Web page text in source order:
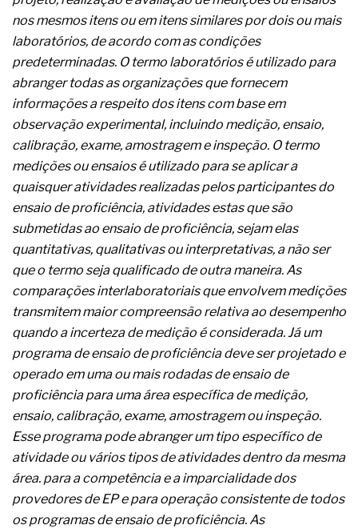
A prevenção clínica da coceira no ânus
Os sintomas clínicos do teratoma de ovário
O tratamento médico da síndrome da fadiga
crônica
As causas médicas da queda dos cabelos ou
calvície
Quando a gestão é o obstáculo para o resultado
positivo
Os procedimentos para a inspeção em estruturas
hidráulicas de concreto de obras
O movimento regular reduz em 19% o risco de
morte precoce e melhora o metabolismo
O desenvolvimento de indicadores nas atividades
de governança das organizações
O desenho industrial ganha espaço como
estratégia competitiva nas empresas
As variações dimensionais dos produtos de
materiais cimentícios com fibra de vidro
A próxima vantagem competitiva não está no
modelo de IA
complexa ficou ainda mais humana
nos mesmos itens ou em itens similares por dois ou mais
laboratórios, de acordo com as condições
predeterminadas. O termo laboratórios é utilizado para
abranger todas as organizações que fornecem
informações a respeito dos itens com base em
observação experimental, incluindo medição, ensaio,
calibração, exame, amostragem e inspeção. O termo
medições ou ensaios é utilizado para se aplicar a
quaisquer atividades realizadas pelos participantes do
ensaio de proficiência, atividades estas que são
submetidas ao ensaio de proficiência, sejam elas
quantitativas, qualitativas ou interpretativas, a não ser
que o termo seja qualificado de outra maneira. As
comparações interlaboratoriais que envolvem medições
transmitem maior compreensão relativa ao desempenho
quando a incerteza de medição é considerada. Já um
programa de ensaio de proficiência deve ser projetado e
operado em uma ou mais rodadas de ensaio de
proficiência para uma área específica de medição,
ensaio, calibração, exame, amostragem ou inspeção.
Esse programa pode abranger um tipo específico de
atividade ou vários tipos de atividades dentro da mesma
área. para a competência e a imparcialidade dos
provedores de EP e para operação consistente de todos
os programas de ensaio de proficiência. As